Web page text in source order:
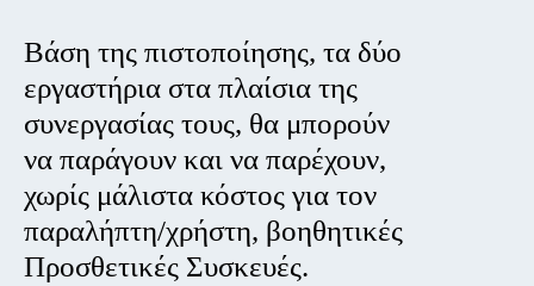
Βάση της πιστοποίησης, τα δύο
εργαστήρια στα πλαίσια της
συνεργασίας τους, θα μπορούν
να παράγουν και να παρέχουν,
χωρίς μάλιστα κόστος για τον
παραλήπτη/χρήστη, βοηθητικές
Προσθετικές Συσκευές.